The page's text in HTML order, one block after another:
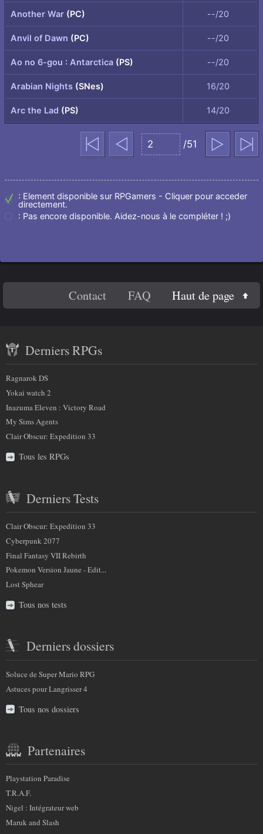
Another War (PC) --/20
Anvil of Dawn (PC) --/20
Ao no 6-gou : Antarctica (PS) --/20
Arabian Nights (SNes) 16/20
Arc the Lad (PS) 14/20
Première
page
Précédent
/51
page
sélectionnée
: Element disponible sur RPGamers - Cliquer pour acceder
directement.
: Pas encore disponible. Aidez-nous à le compléter ! ;)
savoir
plus
sur
nous
Contact FAQ Haut de page
récent
et
partenaires
Derniers RPGs
Ragnarok DS
Yokai watch 2
Inazuma Eleven : Victory Road
My Sims Agents
Clair Obscur: Expedition 33
Tous les RPGs
Derniers Tests
Clair Obscur: Expedition 33
Cyberpunk 2077
Final Fantasy VII Rebirth
Pokemon Version Jaune - Edit...
Lost Sphear
Tous nos tests
Derniers dossiers
Soluce de Super Mario RPG
Astuces pour Langrisser 4
Tous nos dossiers
Partenaires
Playstation Paradise
T.R.A.F.
Nigel : Intégrateur web
Maruk and Slash